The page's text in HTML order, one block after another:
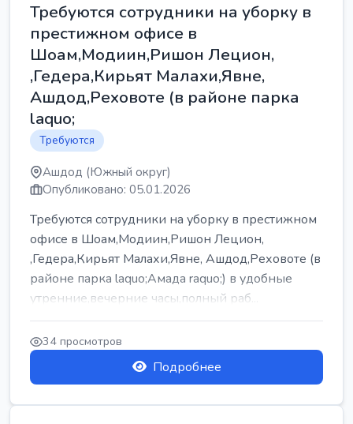
Требуются сотрудники на уборку в
престижном офисе в
Шоам,Модиин,Ришон Лецион,
,Гедера,Кирьят Малахи,Явне,
Ашдод,Реховоте (в районе парка
laquo;
Требуются
Ашдод (Южный округ)
Опубликовано: 05.01.2026
Требуются сотрудники на уборку в престижном
офисе в Шоам,Модиин,Ришон Лецион,
,Гедера,Кирьят Малахи,Явне, Ашдод,Реховоте (в
районе парка laquo;Амада raquo;) в удобные
утренние,вечерние часы,полный раб...
34 просмотров
Подробнее